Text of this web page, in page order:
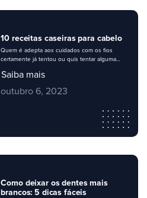
10 receitas caseiras para cabelo
Quem é adepta aos cuidados com os fios
certamente já tentou ou quis tentar alguma
Muitas mulheres preferem usar ingredientes
natureza oferece e aliando-as aos produtos
perfumaria ou mercado, com certeza irá
surpreender e agradar sua clientela […]
Saiba mais
outubro 6, 2023
Como deixar os dentes mais
brancos: 5 dicas fáceis